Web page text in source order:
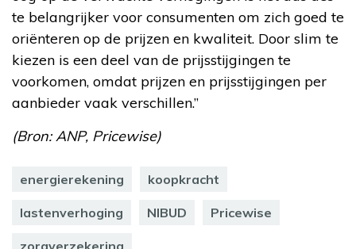
te belangrijker voor consumenten om zich goed te
oriënteren op de prijzen en kwaliteit. Door slim te
kiezen is een deel van de prijsstijgingen te
voorkomen, omdat prijzen en prijsstijgingen per
aanbieder vaak verschillen.”
(Bron: ANP, Pricewise)
energierekening koopkracht
lastenverhoging NIBUD Pricewise
zorgverzekering